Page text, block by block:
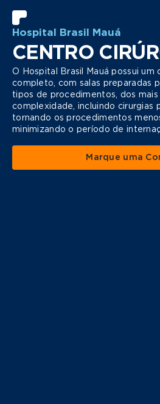
Hospital Brasil Mauá
CENTRO
O Hospital Brasil Mauá possui um
completo, com salas preparadas
tipos de procedimentos, dos mais
complexidade, incluindo cirurgias
tornando os procedimentos
minimizando o período de
Marque uma